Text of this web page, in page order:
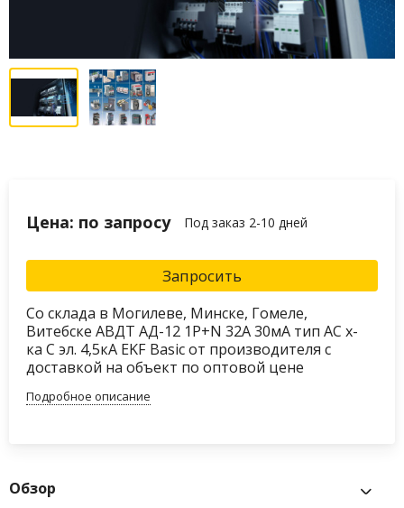
Цена: по запросу Под заказ 2-10 дней
Запросить
Со склада в Могилеве, Минске, Гомеле,
Витебске АВДТ АД-12 1P+N 32А 30мА тип АС х-
ка C эл. 4,5кА EKF Basic от производителя с
доставкой на объект по оптовой цене
Подробное описание
Обзор